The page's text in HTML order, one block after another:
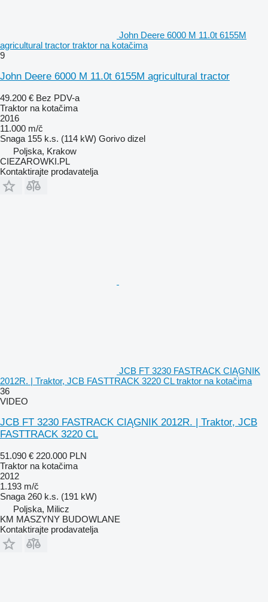
John Deere 6000 M 11.0t 6155M
agricultural tractor traktor na kotačima
9
John Deere 6000 M 11.0t 6155M agricultural tractor
49.200 € Bez PDV-a
Traktor na kotačima
2016
11.000 m/č
Snaga 155 k.s. (114 kW) Gorivo dizel
Poljska, Krakow
CIEZAROWKI.PL
Kontaktirajte prodavatelja
JCB FT 3230 FASTRACK CIĄGNIK
2012R. | Traktor, JCB FASTTRACK 3220 CL traktor na kotačima
36
VIDEO
JCB FT 3230 FASTRACK CIĄGNIK 2012R. | Traktor, JCB
FASTTRACK 3220 CL
51.090 € 220.000 PLN
Traktor na kotačima
2012
1.193 m/č
Snaga 260 k.s. (191 kW)
Poljska, Milicz
KM MASZYNY BUDOWLANE
Kontaktirajte prodavatelja